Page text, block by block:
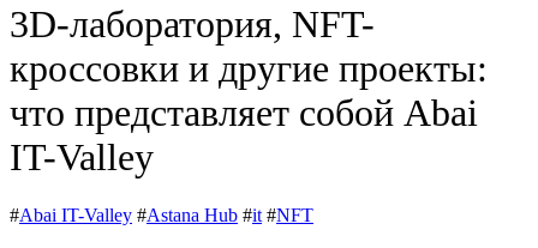
3D-лаборатория, NFT-
кроссовки и другие проекты:
что представляет собой Abai
IT-Valley
#Abai IT-Valley #Astana Hub #it #NFT